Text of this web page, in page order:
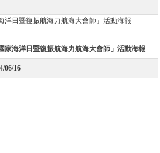
洋日暨復振航海力航海大會師」活動海報
家海洋日暨復振航海力航海大會師」活動海報
06/16